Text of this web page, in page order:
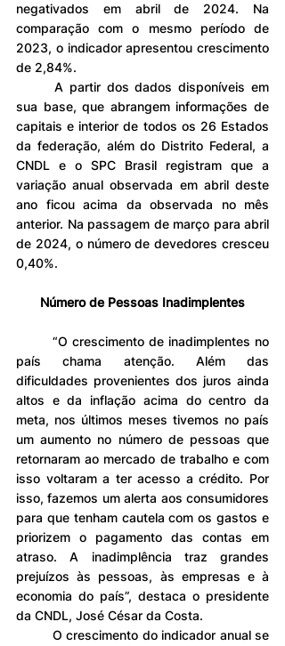
negativados em abril de 2024. Na
comparação com o mesmo período de
2023, o indicador apresentou crescimento
de 2,84%.
sua base, que abrangem informações de
capitais e interior de todos os 26 Estados
da federação, além do Distrito Federal, a
CNDL e o SPC Brasil registram que a
variação anual observada em abril deste
ano ficou acima da observada no mês
anterior. Na passagem de março para abril
de 2024, o número de devedores cresceu
0,40%.
Número de Pessoas Inadimplentes
país chama atenção. Além das
dificuldades provenientes dos juros ainda
altos e da inflação acima do centro da
meta, nos últimos meses tivemos no país
um aumento no número de pessoas que
retornaram ao mercado de trabalho e com
isso voltaram a ter acesso a crédito. Por
isso, fazemos um alerta aos consumidores
para que tenham cautela com os gastos e
priorizem o pagamento das contas em
atraso. A inadimplência traz grandes
prejuízos às pessoas, às empresas e à
economia do país”, destaca o presidente
da CNDL, José César da Costa.